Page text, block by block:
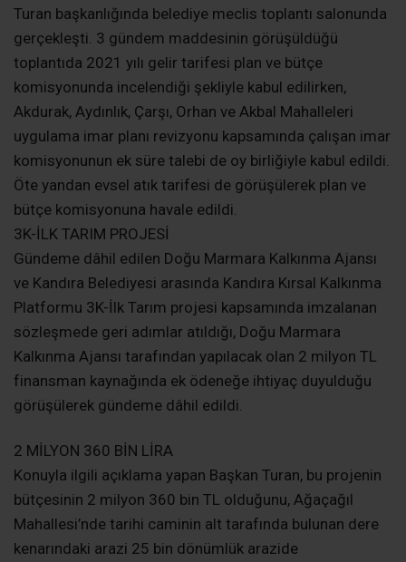
Turan başkanlığında belediye meclis toplantı salonunda
gerçekleşti. 3 gündem maddesinin görüşüldüğü
toplantıda 2021 yılı gelir tarifesi plan ve bütçe
komisyonunda incelendiği şekliyle kabul edilirken,
Akdurak, Aydınlık, Çarşı, Orhan ve Akbal Mahalleleri
uygulama imar planı revizyonu kapsamında çalışan imar
komisyonunun ek süre talebi de oy birliğiyle kabul edildi.
Öte yandan evsel atık tarifesi de görüşülerek plan ve
bütçe komisyonuna havale edildi.
3K-İLK TARIM PROJESİ
Gündeme dâhil edilen Doğu Marmara Kalkınma Ajansı
ve Kandıra Belediyesi arasında Kandıra Kırsal Kalkınma
Platformu 3K-İlk Tarım projesi kapsamında imzalanan
sözleşmede geri adımlar atıldığı, Doğu Marmara
Kalkınma Ajansı tarafından yapılacak olan 2 milyon TL
finansman kaynağında ek ödeneğe ihtiyaç duyulduğu
görüşülerek gündeme dâhil edildi.
2 MİLYON 360 BİN LİRA
Konuyla ilgili açıklama yapan Başkan Turan, bu projenin
bütçesinin 2 milyon 360 bin TL olduğunu, Ağaçağıl
Mahallesi’nde tarihi caminin alt tarafında bulunan dere
kenarındaki arazi 25 bin dönümlük arazide